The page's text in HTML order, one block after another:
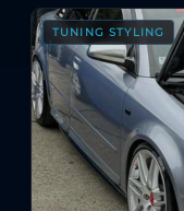
TUNING STYLING